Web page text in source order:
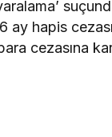
ay hapis
cezasına